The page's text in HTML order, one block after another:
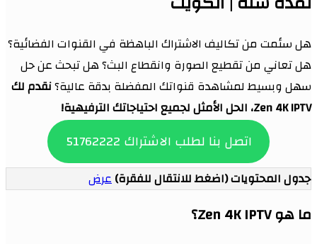
هل سئمت من تكاليف الاشتراك الباهظة في القنوات الفضائية؟
هل تعاني من تقطيع الصورة وانقطاع البث؟ هل تبحث عن حل
سهل وبسيط لمشاهدة قنواتك المفضلة بدقة عالية؟نقدم لك
Zen 4K IPTV، الحل الأمثل لجميع احتياجاتك الترفيهية!
اتصل بنا لطلب الاشتراك 51762222
جدول المحتويات (اضغط للانتقال للفقرة)عرض
ما هو Zen 4K IPTV؟